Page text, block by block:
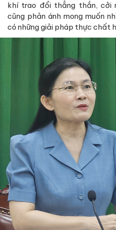
khí trao đổi thẳng thắn, cởi
cũng phản ánh mong muốn
có những giải pháp thực chất